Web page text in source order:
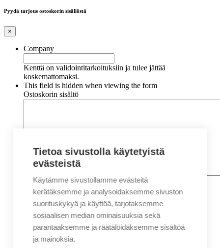
Pyydä tarjous ostoskorin sisällöstä
×
Company
Kenttä on validointitarkoituksiin ja tulee jättää
koskemattomaksi.
This field is hidden when viewing the form
Ostoskorin sisältö
Nimi*
Etunimi
Sukunimi
Sähköposti*
Tietoa sivustolla käytetyistä
evästeistä
Käytämme sivustollamme evästeitä
kerätäksemme ja analysoidaksemme sivuston
suorituskykyä ja käyttöä, tarjotaksemme
sosiaalisen median ominaisuuksia sekä
parantaaksemme ja räätälöidäksemme sisältöä
ja mainoksia.